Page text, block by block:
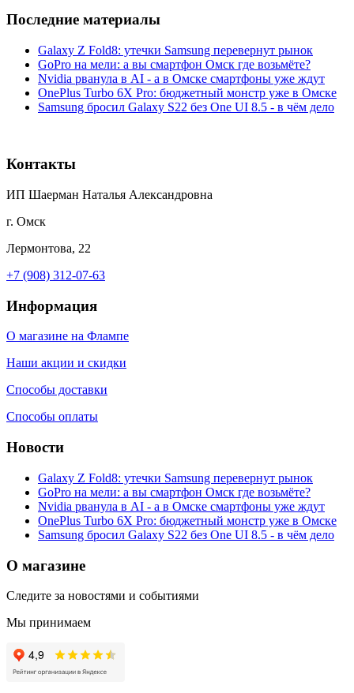
Последние материалы
Galaxy Z Fold8: утечки Samsung перевернут рынок
GoPro на мели: а вы смартфон Омск где возьмёте?
Nvidia рванула в AI - а в Омске смартфоны уже ждут
OnePlus Turbo 6X Pro: бюджетный монстр уже в Омске
Samsung бросил Galaxy S22 без One UI 8.5 - в чём дело
Контакты
ИП Шаерман Наталья Александровна
г. Омск
Лермонтова, 22
+7 (908) 312-07-63
Информация
О магазине на Флампе
Наши акции и скидки
Способы доставки
Способы оплаты
Новости
Galaxy Z Fold8: утечки Samsung перевернут рынок
GoPro на мели: а вы смартфон Омск где возьмёте?
Nvidia рванула в AI - а в Омске смартфоны уже ждут
OnePlus Turbo 6X Pro: бюджетный монстр уже в Омске
Samsung бросил Galaxy S22 без One UI 8.5 - в чём дело
О магазине
Следите за новостями и событиями
Мы принимаем